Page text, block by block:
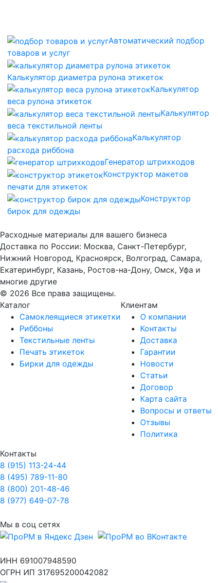
Автоматический подбор
товаров и услуг
Калькулятор диаметра рулона этикеток
Калькулятор
веса рулона этикеток
Калькулятор
веса текстильной ленты
Калькулятор
расхода риббона
Генератор штрихкодов
Конструктор макетов
печати для этикеток
Конструктор
бирок для одежды
Расходные материалы для вашего бизнеса
Доставка по России: Москва, Санкт-Петербург,
Нижний Новгород, Красноярск, Волгоград, Самара,
Екатеринбург, Казань, Ростов-на-Дону, Омск, Уфа и
многие другие
© 2026 Все права защищены.
Каталог
Самоклеящиеся этикетки
Риббоны
Текстильные ленты
Печать этикеток
Бирки для одежды
Клиентам
О компании
Контакты
Доставка
Гарантии
Новости
Статьи
Договор
Карта сайта
Вопросы и ответы
Отзывы
Политика
Контакты
8 (915) 113-24-44
8 (495) 789-11-80
8 (800) 201-48-46
8 (977) 649-07-78
Мы в соц сетях
ИНН 691007948590
ОГРН ИП 317695200042082